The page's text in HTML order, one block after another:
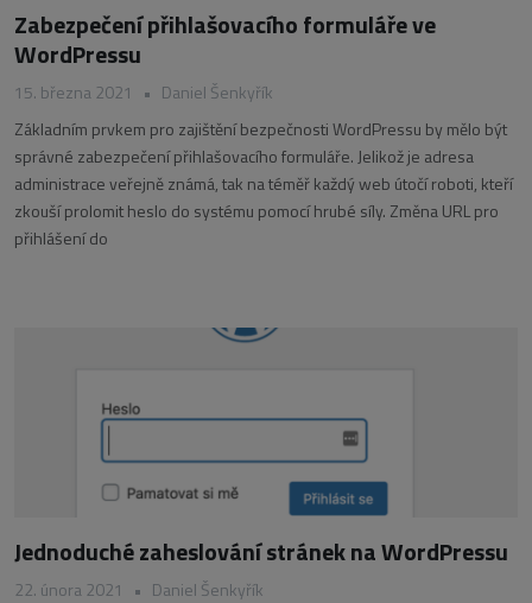
Zabezpečení přihlašovacího formuláře ve
WordPressu
15. března 2021 • Daniel Šenkyřík
Základním prvkem pro zajištění bezpečnosti WordPressu by mělo být
správné zabezpečení přihlašovacího formuláře. Jelikož je adresa
administrace veřejně známá, tak na téměř každý web útočí roboti, kteří
zkouší prolomit heslo do systému pomocí hrubé síly. Změna URL pro
přihlášení do
Jednoduché zaheslování stránek na WordPressu
22. února 2021 • Daniel Šenkyřík